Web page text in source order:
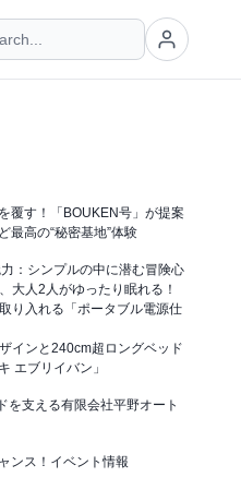
覆す！「BOUKEN号」が提案
最高の“秘密基地”体験
：シンプルの中に潜む冒険心
大人2人がゆったり眠れる！
り入れる「ポータブル電源仕
インと240cm超ロングベッド
エブリイバン」
を支える有限会社平野オート
ンス！イベント情報